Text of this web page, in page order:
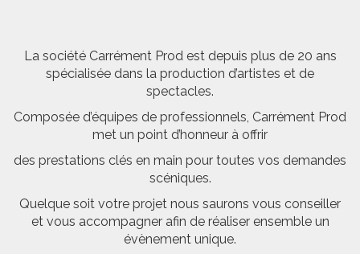
La société Carrément Prod est depuis plus de 20 ans
spécialisée dans la production d’artistes et de
spectacles.
Composée d’équipes de professionnels, Carrément Prod
met un point d’honneur à offrir
des prestations clés en main pour toutes vos demandes
scéniques.
Quelque soit votre projet nous saurons vous conseiller
et vous accompagner afin de réaliser ensemble un
évènement unique.